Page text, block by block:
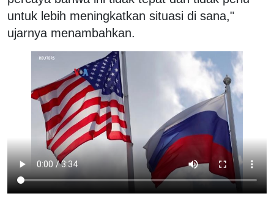
untuk lebih meningkatkan situasi di sana,"
ujarnya menambahkan.